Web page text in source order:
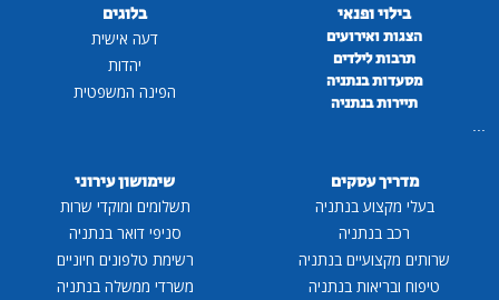
בילוי ופנאי
הצגות ואירועים
תרבות לילדים
מסעדות בנתניה
תיירות בנתניה
בלוגים
דעה אישית
יהדות
הפינה המשפטית
מדריך עסקים
בעלי מקצוע בנתניה
רכב בנתניה
שרותים מקצועיים בנתניה
טיפוח ובריאות בנתניה
שימושון עירוני
תשלומים ומוקדי שרות
סניפי דואר בנתניה
רשימת טלפונים חיוניים
משרדי ממשלה בנתניה